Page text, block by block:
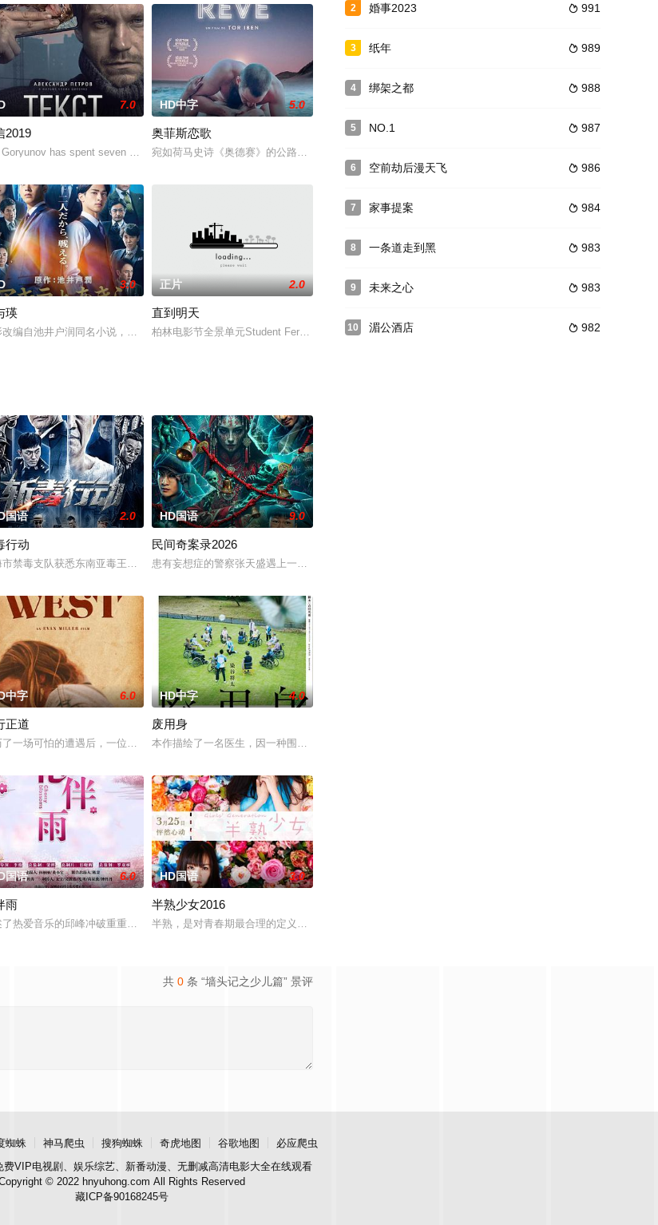
(Sean Faris) hire
7.0
2019
has spent seven years in prison on false charg
HD中字 5.0
奥菲斯恋歌
宛如荷马史诗《奥德赛》的公路电影，为旅行者开辟了一个新的世界。来自柏林的两名年轻人赢得了希腊之旅
人，終日無所事事，只愛踏單車，以偷汽車
在风俗店工作的女子千寻(有村架纯 饰)，如今在海边的便当店工作。围聚在她身边的有各
3.0
瑛
改编自池井户润同名小说，故事以日本产业中央银行为舞台，讲述父亲的工厂倒闭连夜逃亡，但仍心怀梦想希望帮助他人的山崎瑛(
正片 2.0
直到明天
柏林电影节全景单元Student Fereshteh has to hide her illegitimate baby
以为是，敏感错弱，没有被认可的才华。他们来自不同
与母亲朱音、妹妹舞一起生活的照屋踊，憧憬舞蹈学校的丽莎，开始了舞蹈生涯。朱音为了支
国语 2.0
行动
市禁毒支队获悉东南亚毒王廖爷将携600余公斤毒品来云交易，火速成立“斩毒行动”专案组，借调警员安迪参战。首轮毒贩阿泰
HD国语 9.0
民间奇案录2026
患有妄想症的警察张天盛遇上一起离奇的神像杀人事件，勘案过程中，牵引出“婴胎报仇”，“娘娘索命”等一连串
在说服主编姚松、老乡韩战、二房东杨小强加入后，一
杀人事件，勘案过程中，牵引出“婴胎报仇”，“娘娘索命”等一连串妖异事件，张天盛虽
中字 6.0
正道
了一场可怕的遭遇后，一位小镇女子向疏远的哥哥借了钱，独自一人踏上穿越西德克萨斯州的旅程，寻求紧急医疗救助。一路上，她
HD中字 4.0
废用身
本作描绘了一名医生，因一种围绕“废用身”——因瘫痪等原因已无恢复可能的四肢——的治疗方法，而一步步
如其来的冲动驱使。回到布宜诺斯艾利斯后，她什么
against the backdro
国语 6.0
雨
了热爱音乐的邱峰冲破重重阻力，克服种种困难，组建乐队追求自己的音乐梦想，并走出了困住他的亲情隔阂，和父亲和解，自我成
HD国语 3.0
半熟少女2016
半熟，是对青春期最合理的定义，它是梦开始的地方，没有深思熟虑，只有最单纯的坚定，然而，在这个充满
共 0 条 “墙头记之少儿篇” 景评
2  991
婚事2023
3  989
纸年
4  988
绑架之都
5  987
NO.1
6  986
空前劫后漫天飞
7  984
家事提案
8  983
一条道走到黑
9  983
未来之心
10  982
湄公酒店
蜘蛛 神马爬虫 搜狗蜘蛛 奇虎地图 谷歌地图
必应爬虫
费VIP电视剧、娱乐综艺、新番动漫、无删减高清电影大全在线观看
© 2022 hnyuhong.com All Rights Reserved
藏ICP备90168245号